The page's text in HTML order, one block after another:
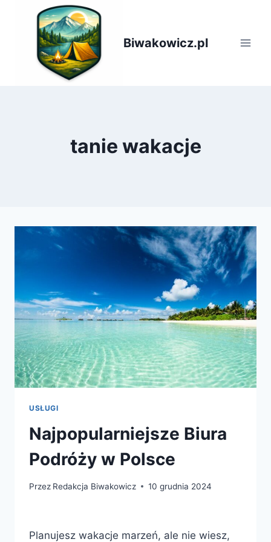
Biwakowicz.pl
tanie wakacje
USŁUGI
Najpopularniejsze Biura
Podróży w Polsce
Przez Redakcja Biwakowicz 10 grudnia 2024
Planujesz wakacje marzeń, ale nie wiesz,